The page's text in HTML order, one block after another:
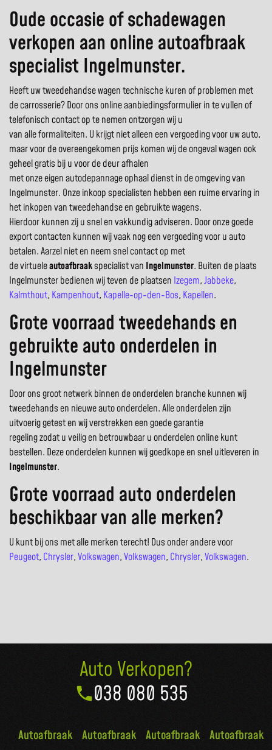
Oude occasie of schadewagen
verkopen aan online autoafbraak
specialist Ingelmunster.
Heeft uw tweedehandse wagen technische kuren of problemen met
de carrosserie? Door ons online aanbiedingsformulier in te vullen of
telefonisch contact op te nemen ontzorgen wij u
van alle formaliteiten. U krijgt niet alleen een vergoeding voor uw auto,
maar voor de overeengekomen prijs komen wij de ongeval wagen ook
geheel gratis bij u voor de deur afhalen
met onze eigen autodepannage ophaal dienst in de omgeving van
Ingelmunster. Onze inkoop specialisten hebben een ruime ervaring in
het inkopen van tweedehandse en gebruikte wagens.
Hierdoor kunnen zij u snel en vakkundig adviseren. Door onze goede
export contacten kunnen wij vaak nog een vergoeding voor u auto
betalen. Aarzel niet en neem snel contact op met
de virtueleautoafbraakspecialist van Ingelmunster. Buiten de plaats
Ingelmunster bedienen wij teven de plaatsen Izegem,Jabbeke,
Kalmthout, Kampenhout, Kapelle-op-den-Bos, Kapellen.
Grote voorraad tweedehands en
gebruikte auto onderdelen in
Ingelmunster
Door ons groot netwerk binnen de onderdelen branche kunnen wij
tweedehands en nieuwe auto onderdelen. Alle onderdelen zijn
uitvoerig getest en wij verstrekken een goede garantie
regeling zodat u veilig en betrouwbaar u onderdelen online kunt
bestellen. Deze onderdelen kunnen wij goedkope en snel uitleveren in
Ingelmunster.
Grote voorraad auto onderdelen
beschikbaar van alle merken?
U kunt bij ons met alle merken terecht! Dus onder andere voor
Peugeot, Chrysler,Volkswagen,Volkswagen, Chrysler,Volkswagen.
Auto Verkopen?
038 080 535
Autoafbraak Autoafbraak Autoafbraak Autoafbraak